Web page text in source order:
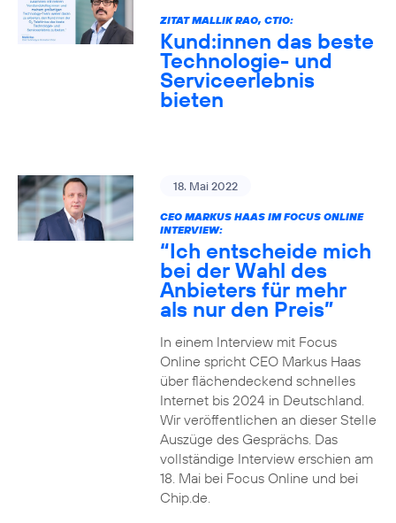
ZITAT MALLIK RAO, CTIO:
Kund:innen das beste
Technologie- und
Serviceerlebnis
bieten
18. Mai 2022
CEO MARKUS HAAS IM FOCUS ONLINE
INTERVIEW:
“Ich entscheide mich
bei der Wahl des
Anbieters für mehr
als nur den Preis”
In einem Interview mit Focus
Online spricht CEO Markus Haas
über flächendeckend schnelles
Internet bis 2024 in Deutschland.
Wir veröffentlichen an dieser Stelle
Auszüge des Gesprächs. Das
vollständige Interview erschien am
18. Mai bei Focus Online und bei
Chip.de.